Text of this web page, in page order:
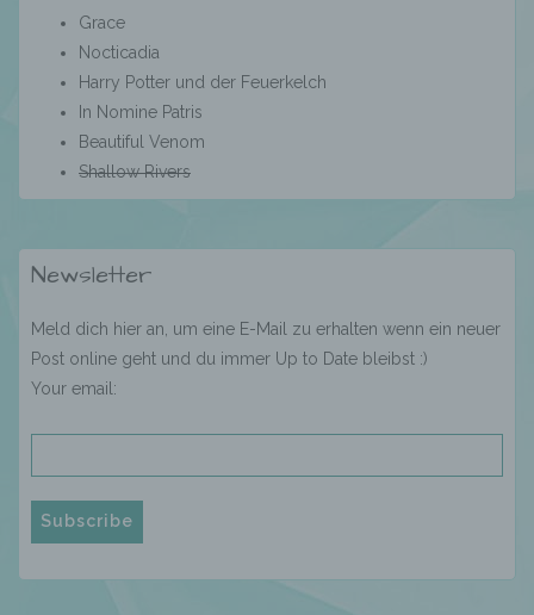
Grace
Nocticadia
Harry Potter und der Feuerkelch
In Nomine Patris
Beautiful Venom
Shallow Rivers
Newsletter
Meld dich hier an, um eine E-Mail zu erhalten wenn ein neuer
Post online geht und du immer Up to Date bleibst :)
Your email:
f) Pseudonymisierung
Pseudonymisierung ist die Verarbeitung
personenbezogener Daten in einer Weise,
auf welche die personenbezogenen Daten
ohne Hinzuziehung zusätzlicher
Informationen nicht mehr einer spezifischen
Informationen gesondert aufbewahrt werden
und technischen und organisatorischen
dass die personenbezogenen Daten nicht
einer identifizierten oder identifizierbaren
natürlichen Person zugewiesen werden.
Verantwortlicher
Verantwortlicher oder für die Verarbeitung